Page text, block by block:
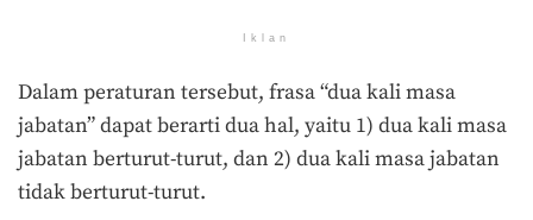
Iklan
Dalam peraturan tersebut, frasa “dua kali masa
jabatan” dapat berarti dua hal, yaitu 1) dua kali masa
jabatan berturut-turut, dan 2) dua kali masa jabatan
tidak berturut-turut.